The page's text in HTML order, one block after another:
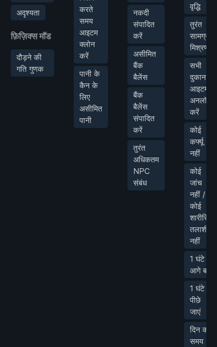
अदृश्यता
फ़िज़िक्स मॉड
दौड़ने की
गति गुणक
करते
समय
आइटम
क्लोन
करें
पानी के
कैन के
लिए
असीमित
पानी
नकदी
संपादित
करें
असीमित
बैंक
बैलेंस
बैंक
बैलेंस
संपादित
करें
तुरंत
अधिकतम
NPC
संबंध
वृद्धि
तुरंत
सामग्री
मिश्रण
सभी
दुकान
आइटम
अनलॉक
करें
कोई
कर्फ्यू
नहीं
कोई
जांच
नहीं /
कोई
शारीरिक
तलाशी
नहीं
1 घंटे
आगे बढ़ें
1 घंटे
पीछे
जाएं
दिन का
समय